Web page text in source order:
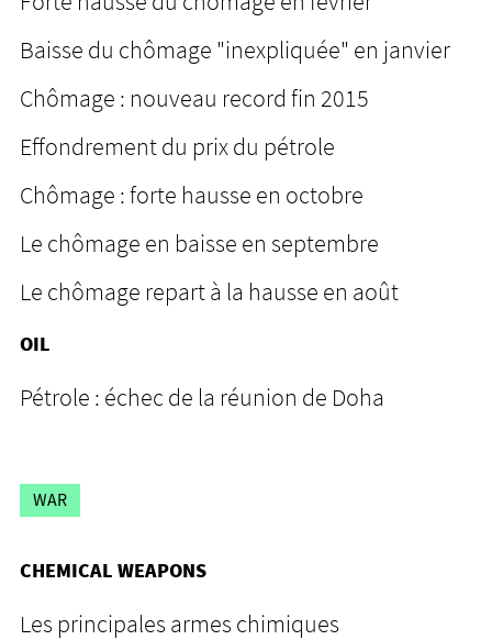
Baisse du chômage "inexpliquée" en janvier
Chômage : nouveau record fin 2015
Effondrement du prix du pétrole
Chômage : forte hausse en octobre
Le chômage en baisse en septembre
Le chômage repart à la hausse en août
OIL
Pétrole : échec de la réunion de Doha
WAR
CHEMICAL WEAPONS
Les principales armes chimiques